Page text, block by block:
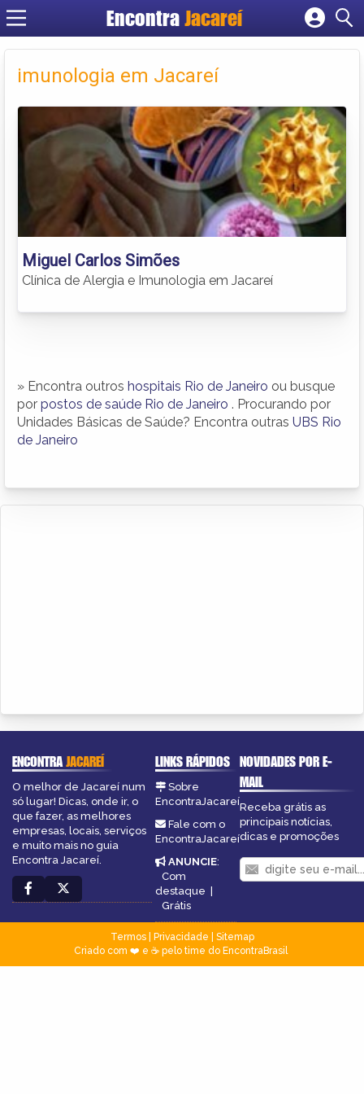
Encontra Jacareí
Cadastrar empresa
Criar conta
imunologia em Jacareí
Miguel Carlos Simões
Clínica de Alergia e Imunologia em Jacareí
» Encontra outros hospitais Rio de Janeiro ou busque
por postos de saúde Rio de Janeiro . Procurando por
Unidades Básicas de Saúde? Encontra outras UBS Rio
de Janeiro
ENCONTRAJACAREÍ
O melhor de Jacareí num
só lugar! Dicas, onde ir, o
que fazer, as melhores
empresas, locais, serviços
e muito mais no guia
Encontra Jacareí.
LINKS RÁPIDOS
Sobre
EncontraJacareí
Fale com o
EncontraJacareí
ANUNCIE:
Com
destaque |
Grátis
NOVIDADES POR E-
MAIL
Receba grátis as
principais notícias,
dicas e promoções
Termos| Privacidade
Sitemap
Criado com ❤️ e ☕ pelo time do EncontraBrasil